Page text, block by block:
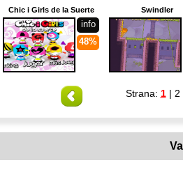
Chic i Girls de la Suerte
info
48%
Swindler
Strana: 1| 2